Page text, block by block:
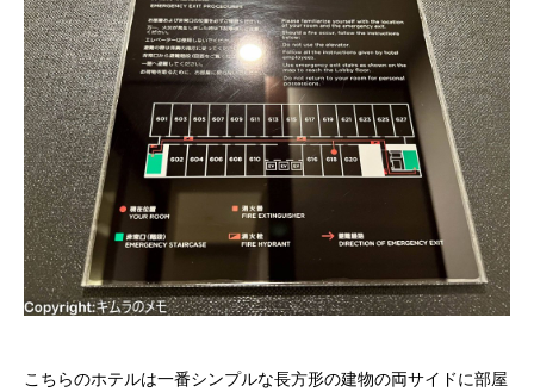
こちらのホテルは一番シンプルな長方形の建物の両サイドに部屋